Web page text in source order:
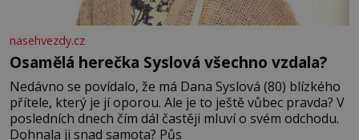
nasehvezdy.cz
Osamělá herečka Syslová všechno vzdala?
Nedávno se povídalo, že má Dana Syslová (80) blízkého
přítele, který je jí oporou. Ale je to ještě vůbec pravda? V
posledních dnech čím dál častěji mluví o svém odchodu.
Dohnala ji snad samota? Půs